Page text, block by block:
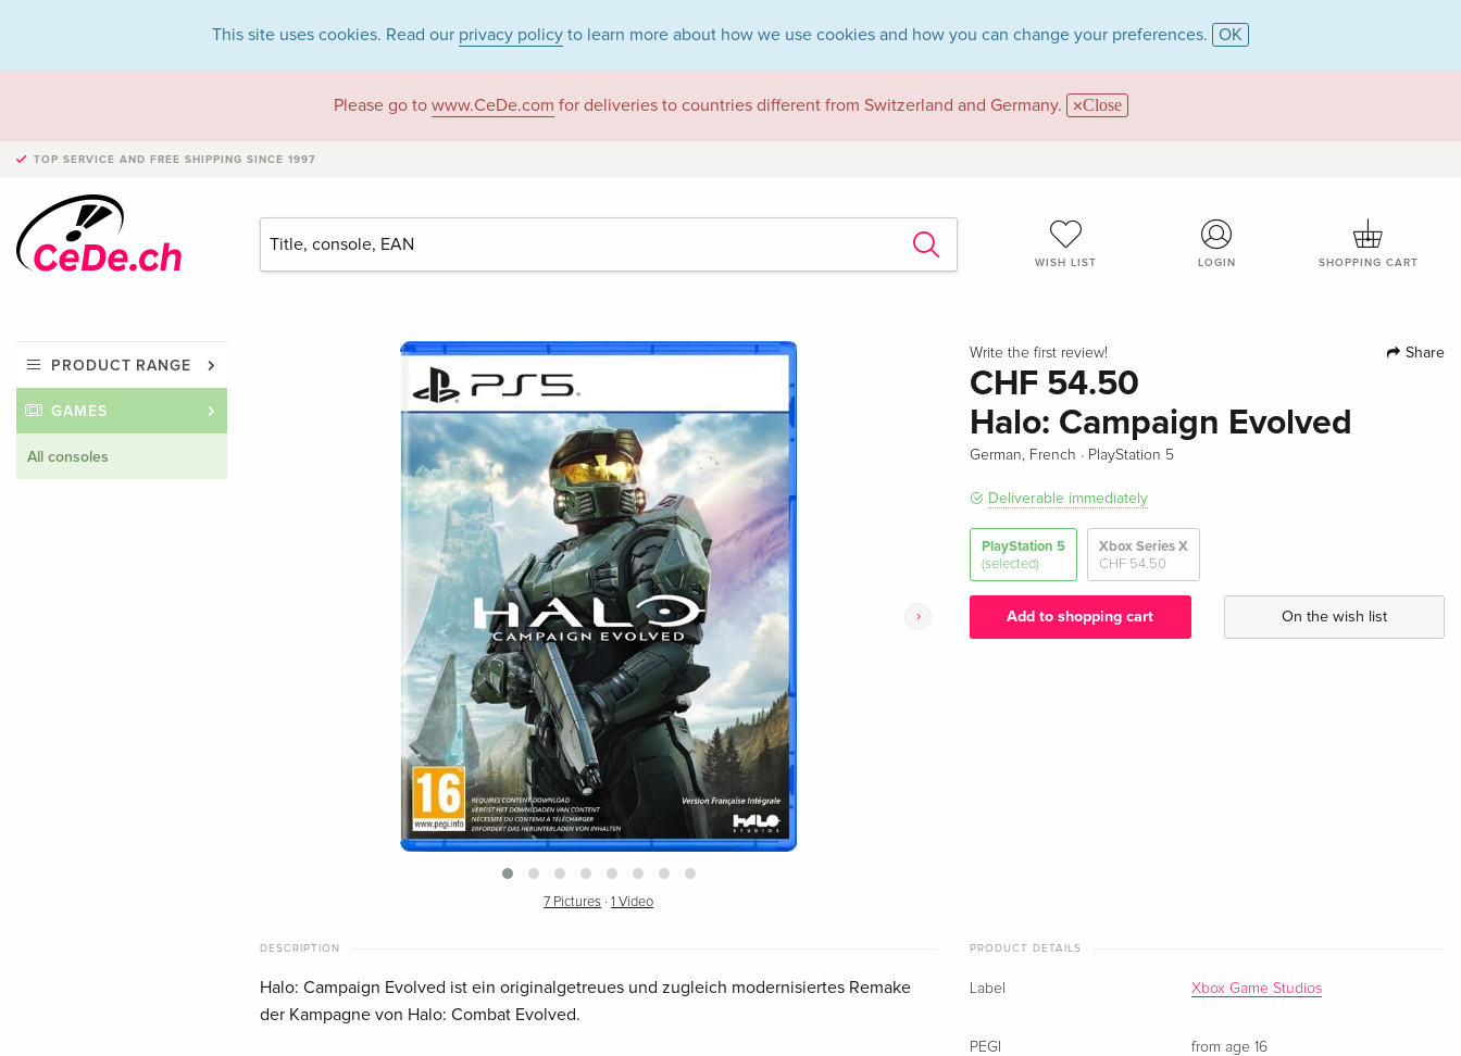
This site uses cookies. Read our privacy policy to learn more about how we use cookies and how you can change your preferences. OK
Please go to www.CeDe.com for deliveries to countries different from Switzerland and Germany. Close
TOP SERVICE AND FREE SHIPPING SINCE 1997
WISH LIST LOGIN SHOPPING CART
PRODUCT RANGE
GAMES
All consoles
›
7 Pictures ·1 Video
Write the first review! Share
CHF 54.50
Halo: Campaign Evolved
German, French · PlayStation 5
Deliverable immediately
PlayStation 5
(selected)
Xbox Series X
CHF 54.50
Add to shopping cart On the wish list
DESCRIPTION
Halo: Campaign Evolved ist ein originalgetreues und zugleich modernisiertes Remake
der Kampagne von Halo: Combat Evolved.
PRODUCT DETAILS
Label Xbox Game Studios
PEGI
from age 16